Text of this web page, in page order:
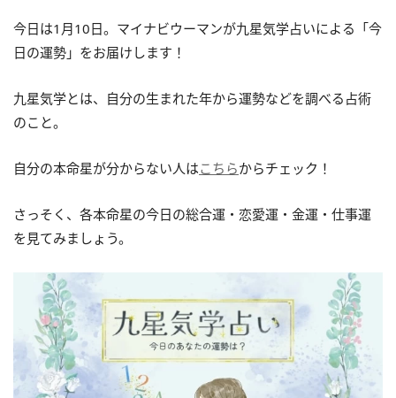
今日は1月10日。マイナビウーマンが九星気学占いによる「今
日の運勢」をお届けします！
九星気学とは、自分の生まれた年から運勢などを調べる占術
のこと。
自分の本命星が分からない人はこちらからチェック！
さっそく、各本命星の今日の総合運・恋愛運・金運・仕事運
を見てみましょう。